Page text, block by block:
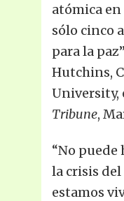
atómica en
sólo cinco
para la
Hutchins,
University,
Tribune,
“No puede
la crisis
estamos